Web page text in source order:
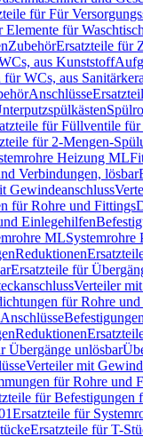
für Für
Elemente für
ZubehörErsatzteile für
aus Kunststoff
WCs, aus
Anschlüsse
für Füllventile
für 2-Mengen-
Heizung ML
Verbindungen, lösbar
Gewindeanschluss
für Rohre und Fittings
Einlegehilfen
MLSystemrohre
Reduktionen
Ersatzteile für
Verteiler
für Rohre
Reduktionen
Übergänge unlösbar
Verteiler mit
für Rohre und
für Befestigungen
Ersatzteile für
Ersatzteile für T-